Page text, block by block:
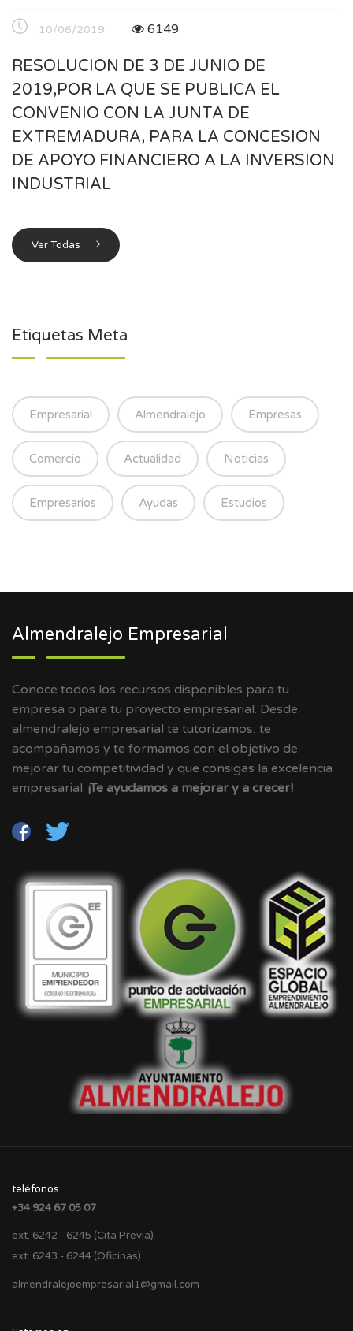
10/06/2019 6149
RESOLUCION DE 3 DE JUNIO DE
2019,POR LA QUE SE PUBLICA EL
CONVENIO CON LA JUNTA DE
EXTREMADURA, PARA LA CONCESION
DE APOYO FINANCIERO A LA INVERSION
INDUSTRIAL
Ver Todas
Etiquetas Meta
Empresarial Almendralejo Empresas
Comercio Actualidad Noticias
Empresarios Ayudas Estudios
Almendralejo Empresarial
Conoce todos los recursos disponibles para tu
empresa o para tu proyecto empresarial. Desde
almendralejo empresarial te tutorizamos, te
acompañamos y te formamos con el objetivo de
mejorar tu competitividad y que consigas la excelencia
empresarial. ¡Te ayudamos a mejorar y a crecer!
teléfonos
+34 924 67 05 07
ext. 6242 - 6245 (Cita Previa)
ext. 6243 - 6244 (Oficinas)
almendralejoempresarial1@gmail.com